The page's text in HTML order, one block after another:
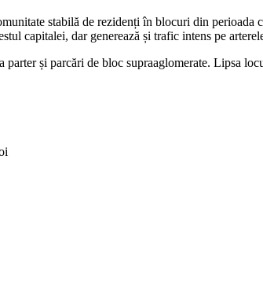
stabilă de rezidenți în blocuri din
capitalei, dar generează și trafic intens pe
și parcări de bloc supraaglomerate. Lipsa